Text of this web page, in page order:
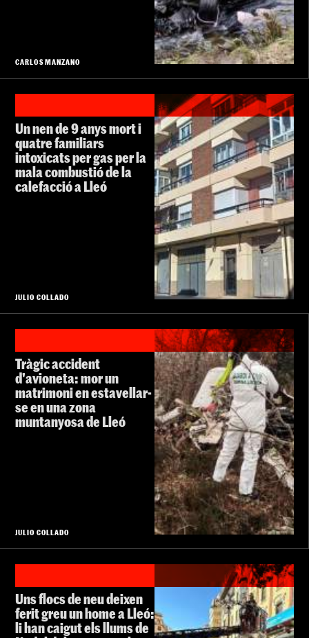
CARLOS MANZANO
Un nen de 9 anys mort i
quatre familiars
intoxicats per gas per la
mala combustió de la
calefacció a Lleó
JULIO COLLADO
Tràgic accident
d'avioneta: mor un
matrimoni en estavellar-
se en una zona
muntanyosa de Lleó
JULIO COLLADO
Uns flocs de neu deixen
ferit greu un home a Lleó:
li han caigut els llums de